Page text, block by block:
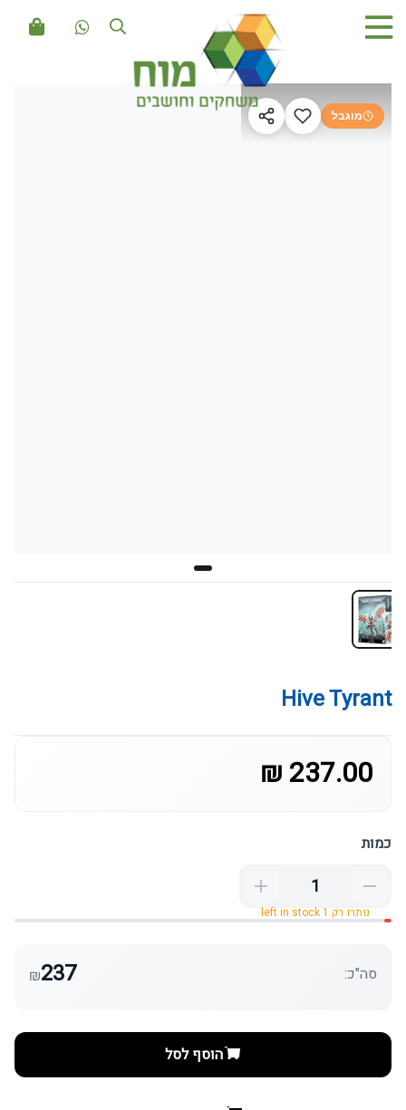
מוגבל
Hive Tyrant
237.00 ₪
כמות
נותרו רק 1 left in stock
סה"כ: 237
₪
הוסף לסל